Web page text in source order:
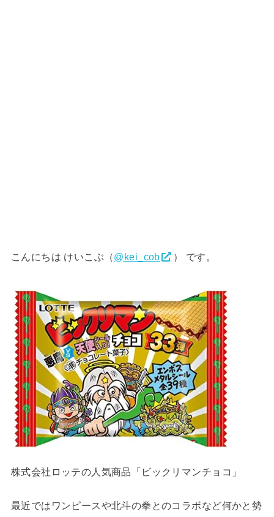
こんにちは けいこぶ（@kei_cob ） です。
株式会社ロッテの人気商品「ビックリマンチョコ」
最近ではワンピースや北斗の拳とのコラボなど何かと勢